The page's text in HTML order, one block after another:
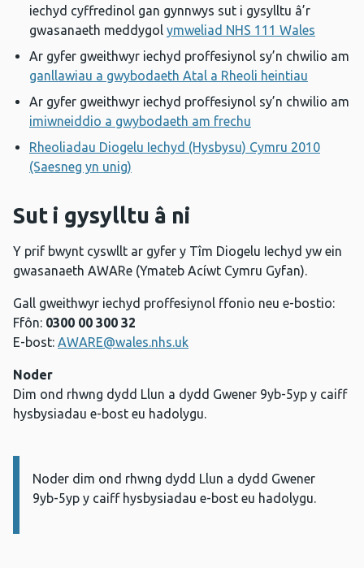
iechyd cyffredinol gan gynnwys sut i gysylltu â’r
gwasanaeth meddygol ymweliad NHS 111 Wales
Ar gyfer gweithwyr iechyd proffesiynol sy’n chwilio am
ganllawiau a gwybodaeth Atal a Rheoli heintiau
Ar gyfer gweithwyr iechyd proffesiynol sy’n chwilio am
imiwneiddio a gwybodaeth am frechu
Rheoliadau Diogelu Iechyd (Hysbysu) Cymru 2010
(Saesneg yn unig)
Sut i gysylltu â ni
Y prif bwynt cyswllt ar gyfer y Tîm Diogelu Iechyd yw ein
gwasanaeth AWARe (Ymateb Acíwt Cymru Gyfan).
Gall gweithwyr iechyd proffesiynol ffonio neu e-bostio:
Ffôn: 0300 00 300 32
E-bost: AWARE@wales.nhs.uk
Noder
Dim ond rhwng dydd Llun a dydd Gwener 9yb-5yp y caiff
hysbysiadau e-bost eu hadolygu.
Gwybodaeth:
Noder dim ond rhwng dydd Llun a dydd Gwener
9yb-5yp y caiff hysbysiadau e-bost eu hadolygu.